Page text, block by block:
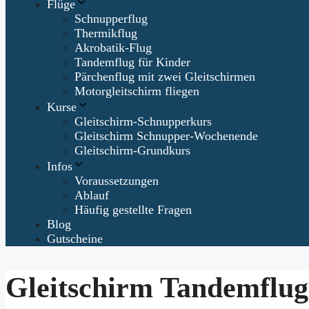
Flüge
Schnupperflug
Thermikflug
Akrobatik-Flug
Tandemflug für Kinder
Pärchenflug mit zwei Gleitschirmen
Motorgleitschirm fliegen
Kurse
Gleitschirm-Schnupperkurs
Gleitschirm Schnupper-Wochenende
Gleitschirm-Grundkurs
Infos
Voraussetzungen
Ablauf
Häufig gestellte Fragen
Blog
Gutscheine
Gleitschirm